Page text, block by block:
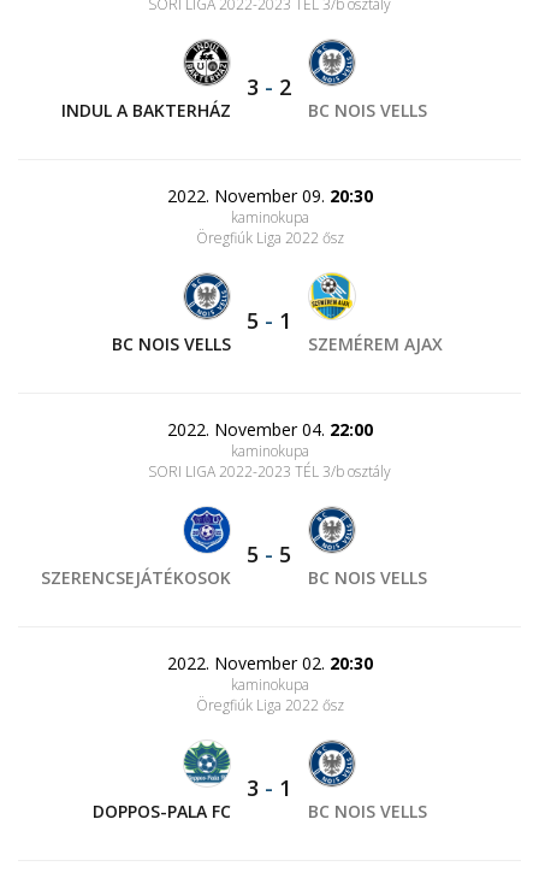
SORI LIGA 2022-2023 TÉL 3/b osztály
INDUL A BAKTERHÁZ
3 - 2
BC NOIS VELLS
2022. November 09. 20:30
kaminokupa
Öregfiúk Liga 2022 ősz
BC NOIS VELLS
5 - 1
SZEMÉREM AJAX
2022. November 04. 22:00
kaminokupa
SORI LIGA 2022-2023 TÉL 3/b osztály
SZERENCSEJÁTÉKOSOK
5 - 5
BC NOIS VELLS
2022. November 02. 20:30
kaminokupa
Öregfiúk Liga 2022 ősz
DOPPOS-PALA FC
3 - 1
BC NOIS VELLS